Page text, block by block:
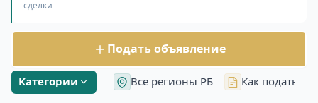
Категории Все регионы РБ Как подать
сделки
Подать объявление